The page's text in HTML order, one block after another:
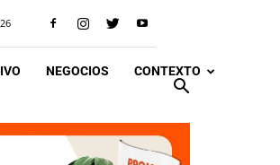
NEGOCIOS CONTEXTO